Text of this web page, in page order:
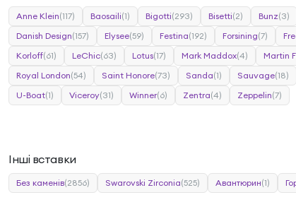
Anne Klein(117) Baosaili(1) Bigotti(293) Bisetti(2) Bunz(3)
Danish Design(157) Elysee(59) Festina(192) Forsining(7)
Korloff(61) LeChic(63) Lotus(17) Mark Maddox(4) Martin
Royal London(54) Saint Honore(73) Sanda(1) Sauvage(18)
U-Boat(1) Viceroy(31) Winner(6) Zentra(4) Zeppelin(7)
Інші вставки
Без каменів(2856) Swarovski Zirconia(525) Авантюрин(1)